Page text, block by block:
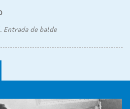
Entrada de balde